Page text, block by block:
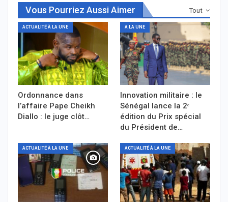
Tout
Vous Pourriez Aussi Aimer
ACTUALITÉ À LA UNE
Ordonnance dans
l’affaire Pape Cheikh
Diallo : le juge clôt…
A LA UNE
Innovation militaire : le
Sénégal lance la 2ᵉ
édition du Prix spécial
du Président de…
ACTUALITÉ À LA UNE ACTUALITÉ À LA UNE